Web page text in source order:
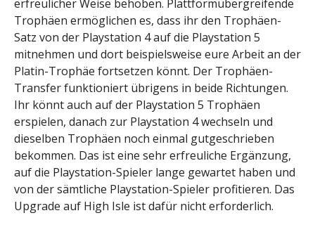
erfreulicher Weise behoben. Plattformübergreifende
Trophäen ermöglichen es, dass ihr den Trophäen-
Satz von der Playstation 4 auf die Playstation 5
mitnehmen und dort beispielsweise eure Arbeit an der
Platin-Trophäe fortsetzen könnt. Der Trophäen-
Transfer funktioniert übrigens in beide Richtungen.
Ihr könnt auch auf der Playstation 5 Trophäen
erspielen, danach zur Playstation 4 wechseln und
dieselben Trophäen noch einmal gutgeschrieben
bekommen. Das ist eine sehr erfreuliche Ergänzung,
auf die Playstation-Spieler lange gewartet haben und
von der sämtliche Playstation-Spieler profitieren. Das
Upgrade auf High Isle ist dafür nicht erforderlich.